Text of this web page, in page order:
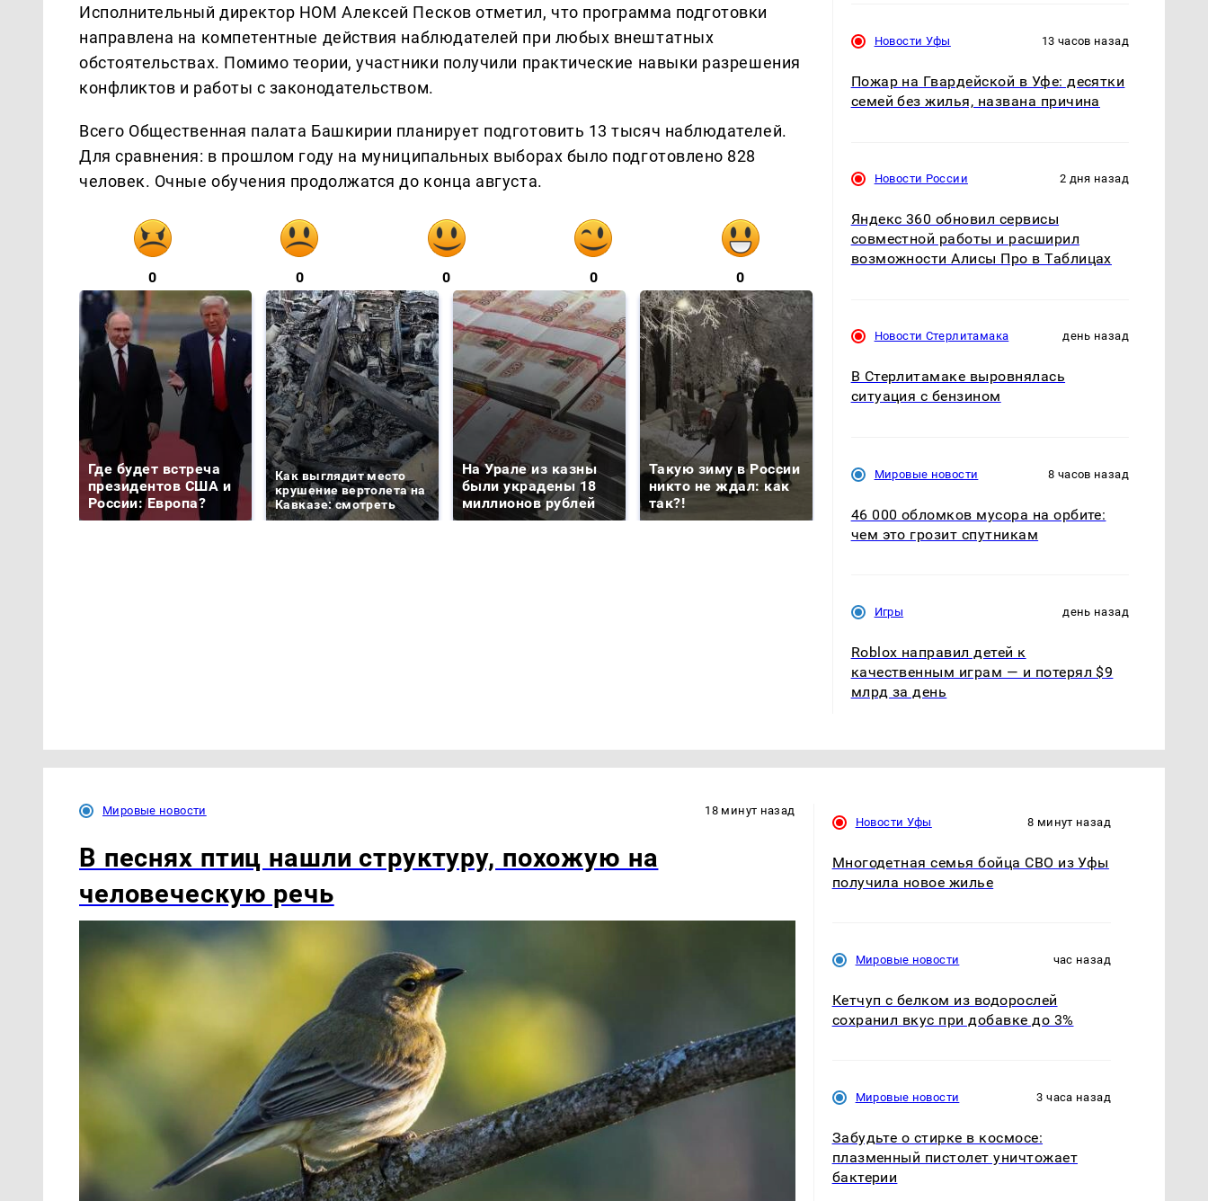
Исполнительный директор НОМ Алексей Песков отметил, что программа подготовки
направлена на компетентные действия наблюдателей при любых внештатных
обстоятельствах. Помимо теории, участники получили практические навыки разрешения
конфликтов и работы с законодательством.
Всего Общественная палата Башкирии планирует подготовить 13 тысяч наблюдателей.
Для сравнения: в прошлом году на муниципальных выборах было подготовлено 828
человек. Очные обучения продолжатся до конца августа.
0 0 0 0 0
Где будет встреча
президентов США и
России: Европа?
Как выглядит место
крушение вертолета на
Кавказе: смотреть
На Урале из казны
были украдены 18
миллионов рублей
Такую зиму в России
никто не ждал: как
так?!
Не ешьте эту
готовую еду из
В ОАЭ произошло
жестокое убийство
Новости Уфы 13 часов назад
Пожар на Гвардейской в Уфе: десятки
семей без жилья, названа причина
Новости России 2 дня назад
Яндекс 360 обновил сервисы
совместной работы и расширил
возможности Алисы Про в Таблицах
Новости Стерлитамака день назад
В Стерлитамаке выровнялась
ситуация с бензином
Мировые новости 8 часов назад
46 000 обломков мусора на орбите:
чем это грозит спутникам
Игры день назад
Roblox направил детей к
качественным играм — и потерял $9
млрд за день
Мировые новости 18 минут назад
В песнях птиц нашли структуру, похожую на
человеческую речь
Новости Уфы 8 минут назад
Многодетная семья бойца СВО из Уфы
получила новое жилье
Мировые новости час назад
Кетчуп с белком из водорослей
сохранил вкус при добавке до 3%
Мировые новости 3 часа назад
Забудьте о стирке в космосе:
плазменный пистолет уничтожает
бактерии